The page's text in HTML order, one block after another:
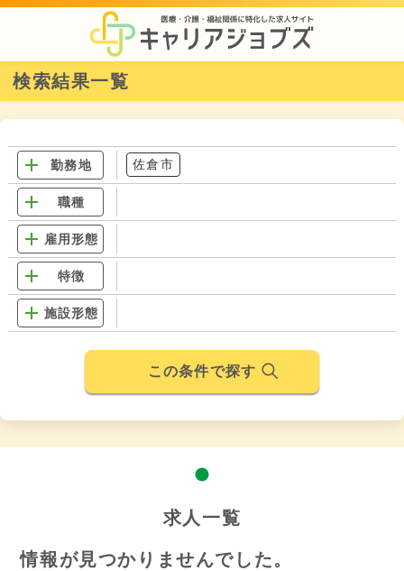
検索結果一覧
勤務地 佐倉市
職種
雇用形態
特徴
施設形態
この条件で探す
求人一覧
情報が見つかりませんでした。